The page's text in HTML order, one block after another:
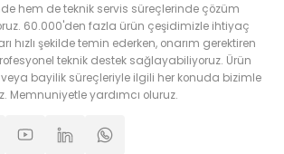
hem de teknik servis süreçlerinde çözüm
60.000'den fazla ürün çeşidimizle ihtiyaç
hızlı şekilde temin ederken, onarım gerektiren
teknik destek sağlayabiliyoruz. Ürün
bayilik süreçleriyle ilgili her konuda bizimle
Memnuniyetle yardımcı oluruz.